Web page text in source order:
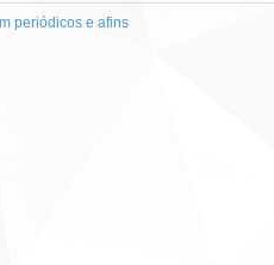
periódicos e afins